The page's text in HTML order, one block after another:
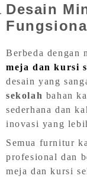
Desain
Berbeda dengan
meja dan kursi
desain yang
sekolah bahan
sederhana dan
inovasi yang
Semua furnitur
profesional dan
meja dan kursi